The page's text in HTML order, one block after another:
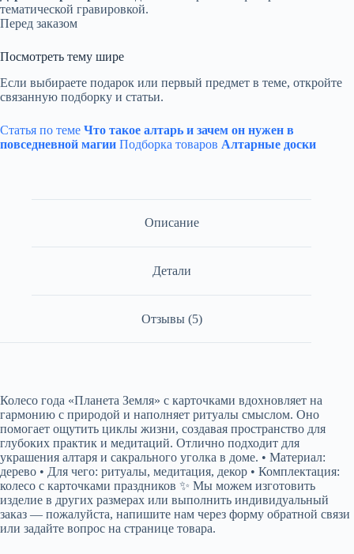
тематической гравировкой.
Перед заказом
Посмотреть тему шире
Если выбираете подарок или первый предмет в теме, откройте
связанную подборку и статьи.
Статья по теме Что такое алтарь и зачем он нужен в
повседневной магии Подборка товаров Алтарные доски
Описание
Детали
Отзывы (5)
Колесо года «Планета Земля» с карточками вдохновляет на
гармонию с природой и наполняет ритуалы смыслом. Оно
помогает ощутить циклы жизни, создавая пространство для
глубоких практик и медитаций. Отлично подходит для
украшения алтаря и сакрального уголка в доме. • Материал:
дерево • Для чего: ритуалы, медитация, декор • Комплектация:
колесо с карточками праздников ✨ Мы можем изготовить
изделие в других размерах или выполнить индивидуальный
заказ — пожалуйста, напишите нам через форму обратной связи
или задайте вопрос на странице товара.